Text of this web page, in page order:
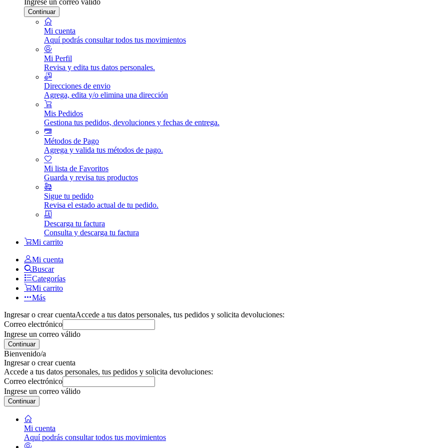
Continuar
Mi cuenta
Aquí podrás consultar todos tus movimientos
Mi Perfil
Revisa y edita tus datos personales.
Direcciones de envio
Agrega, edita y/o elimina una dirección
Mis Pedidos
Gestiona tus pedidos, devoluciones y fechas de entrega.
Métodos de Pago
Agrega y valida tus métodos de pago.
Mi lista de Favoritos
Guarda y revisa tus productos
Sigue tu pedido
Revisa el estado actual de tu pedido.
Descarga tu factura
Consulta y descarga tu factura
Mi carrito
Mi cuenta
Buscar
Categorías
Mi carrito
Más
Ingresar o crear cuentaAccede a tus datos personales, tus pedidos y solicita devoluciones:
Correo electrónico
Ingrese un correo válido
Continuar
Bienvenido/a
Ingresar o crear cuenta
Accede a tus datos personales, tus pedidos y solicita devoluciones:
Correo electrónico
Ingrese un correo válido
Continuar
Mi cuenta
Aquí podrás consultar todos tus movimientos